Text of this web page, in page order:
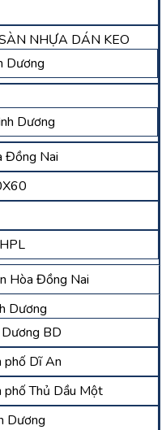
NHỰA DÁN KEO
Dương
Dương
Đồng Nai
Hòa Đồng Nai
Dương
BD
phố Dĩ An
phố Thủ Dầu Một
Dương